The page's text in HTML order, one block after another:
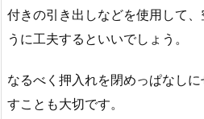
付きの引き出しなどを使用して
うに工夫するといいでしょう。
なるべく押入れを閉めっぱなし
すことも大切です。